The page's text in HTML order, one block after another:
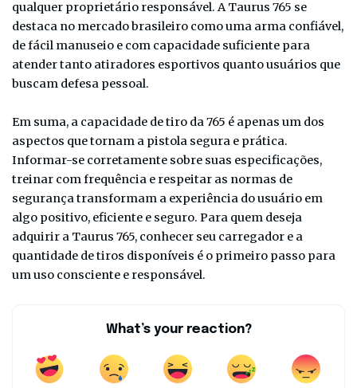
qualquer proprietário responsável. A Taurus 765 se
destaca no mercado brasileiro como uma arma confiável,
de fácil manuseio e com capacidade suficiente para
atender tanto atiradores esportivos quanto usuários que
buscam defesa pessoal.
Em suma, a capacidade de tiro da 765 é apenas um dos
aspectos que tornam a pistola segura e prática.
Informar-se corretamente sobre suas especificações,
treinar com frequência e respeitar as normas de
segurança transformam a experiência do usuário em
algo positivo, eficiente e seguro. Para quem deseja
adquirir a Taurus 765, conhecer seu carregador e a
quantidade de tiros disponíveis é o primeiro passo para
um uso consciente e responsável.
What’s your reaction?